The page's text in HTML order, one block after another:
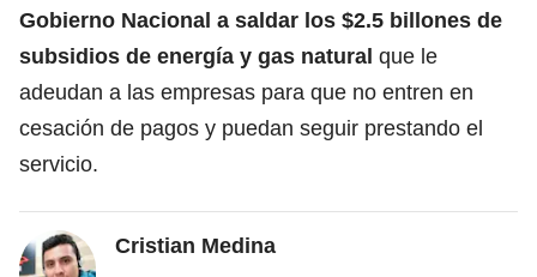
Gobierno Nacional a saldar los $2.5 billones de
subsidios de energía y gas natural que le
adeudan a las empresas para que no entren en
cesación de pagos y puedan seguir prestando el
servicio.
Cristian Medina